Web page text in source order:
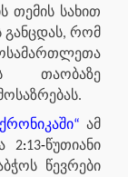
თემის სახით
განცდას, რომ
თაობაზე
ამ
2:13-წუთიანი
წევრები